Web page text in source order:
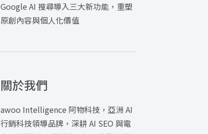
Google AI 搜尋導入三大新功能，重塑
原創內容與個人化價值
關於我們
awoo Intelligence 阿物科技，亞洲 AI
行銷科技領導品牌，深耕 AI SEO 與電